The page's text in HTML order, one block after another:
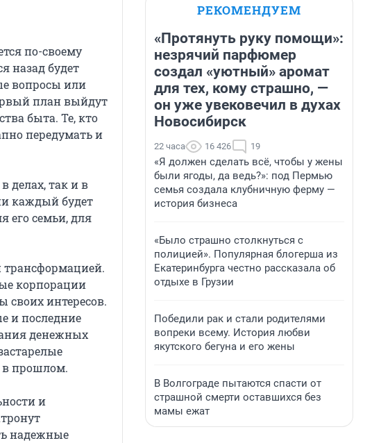
по-своему
назад будет
вопросы или
план выйдут
быта. Те, кто
передумать и
делах, так и в
каждый будет
его семьи, для
трансформацией.
корпорации
интересов.
и последние
денежных
в прошлом.
и
надежные
РЕКОМЕНДУЕМ
«Протянуть руку помощи»:
незрячий парфюмер
создал «уютный» аромат
для тех, кому страшно, —
он уже увековечил в духах
Новосибирск
22 часа 16 426 19
«Я должен сделать всё, чтобы у жены
были ягоды, да ведь?»: под Пермью
семья создала клубничную ферму —
история бизнеса
«Было страшно столкнуться с
полицией». Популярная блогерша из
Екатеринбурга честно рассказала об
отдыхе в Грузии
Победили рак и стали родителями
вопреки всему. История любви
якутского бегуна и его жены
В Волгограде пытаются спасти от
страшной смерти оставшихся без
мамы ежат